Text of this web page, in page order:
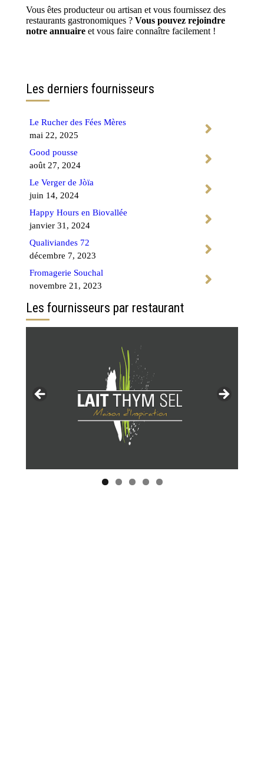
Vous êtes producteur ou artisan et vous fournissez des
restaurants gastronomiques ? Vous pouvez rejoindre
notre annuaire et vous faire connaître facilement !
Les derniers fournisseurs
Le Rucher des Fées Mères
mai 22, 2025
Good pousse
août 27, 2024
Le Verger de Jòïa
juin 14, 2024
Happy Hours en Biovallée
janvier 31, 2024
Qualiviandes 72
décembre 7, 2023
Fromagerie Souchal
novembre 21, 2023
Les fournisseurs par restaurant